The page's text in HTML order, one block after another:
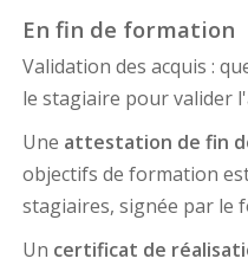
En fin de formation
Validation des acquis :
le stagiaire pour valider
Une attestation de fin
objectifs de formation
stagiaires, signée par le
Un certificat de